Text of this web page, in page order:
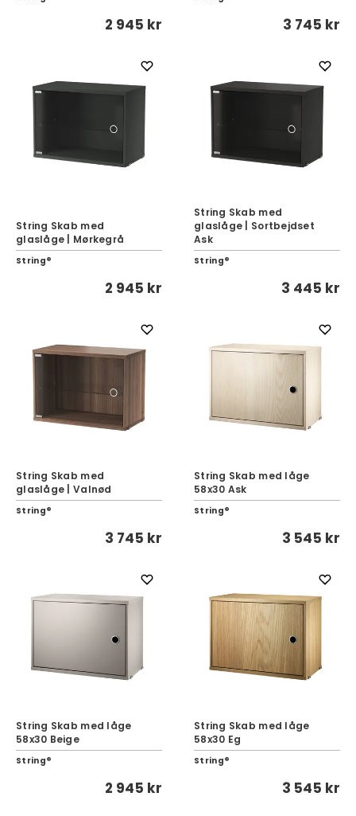
2 945 kr 3 745 kr
String Skab med
glaslåge | Mørkegrå
String®
2 945 kr
String Skab med
glaslåge | Sortbejdset
Ask
String®
3 445 kr
String Skab med
glaslåge | Valnød
String®
3 745 kr
String Skab med låge
58x30 Ask
String®
3 545 kr
String Skab med låge
58x30 Beige
String®
2 945 kr
String Skab med låge
58x30 Eg
String®
3 545 kr